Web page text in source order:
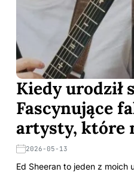
Kiedy urodził
Fascynujące
artysty, które
2026-05-13
Ed Sheeran to jeden z moich